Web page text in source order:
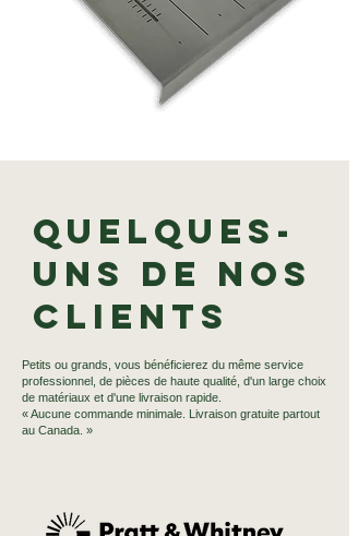
Quelques-
uns de nos
clients
Petits ou grands, vous bénéficierez du même service
professionnel, de pièces de haute qualité, d'un large choix
de matériaux et d'une livraison rapide.
« Aucune commande minimale. Livraison gratuite partout
au Canada. »